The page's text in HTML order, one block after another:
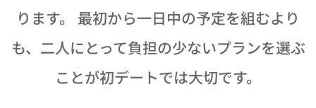
ります。 最初から一日中の予定を組むより
も、二人にとって負担の少ないプランを選ぶ
ことが初デートでは大切です。